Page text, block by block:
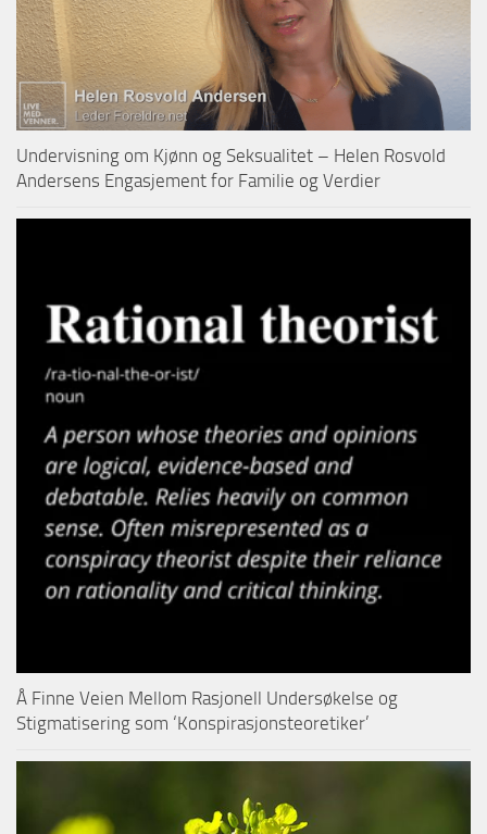
Undervisning om Kjønn og Seksualitet – Helen Rosvold
Andersens Engasjement for Familie og Verdier
Å Finne Veien Mellom Rasjonell Undersøkelse og
Stigmatisering som ‘Konspirasjonsteoretiker’